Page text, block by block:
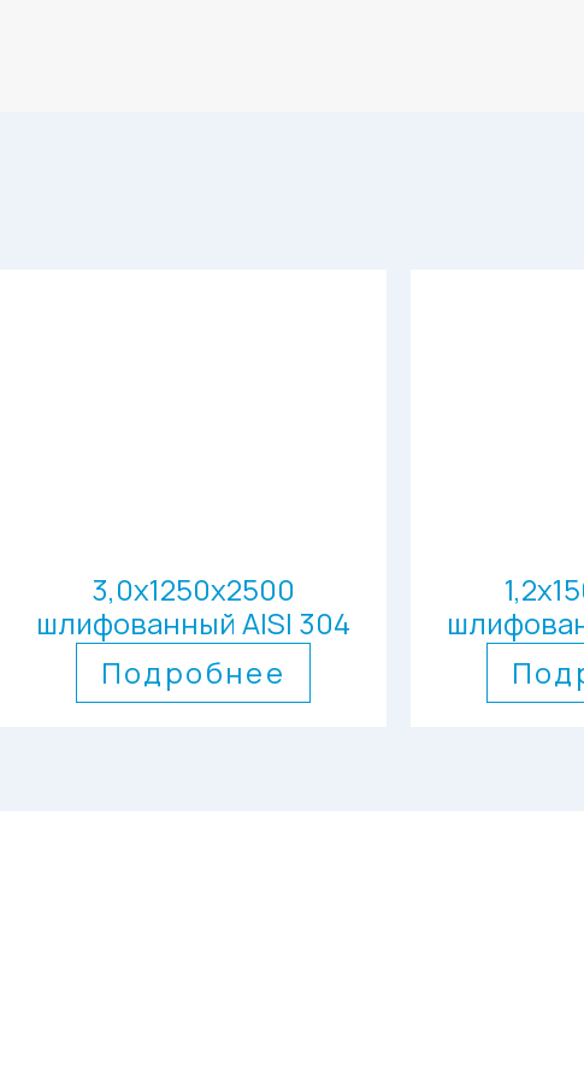
3,0х1250х2500
шлифованный AISI 304
Подробнее